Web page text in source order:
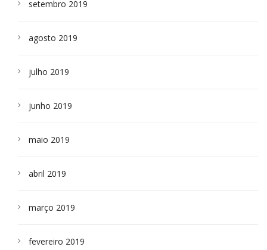
setembro 2019
agosto 2019
julho 2019
junho 2019
maio 2019
abril 2019
março 2019
fevereiro 2019